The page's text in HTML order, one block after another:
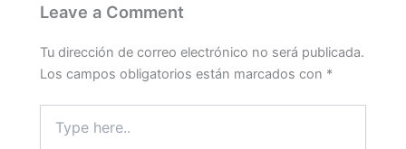
Leave a Comment
Tu dirección de correo electrónico no será publicada.
Los campos obligatorios están marcados con *
here..